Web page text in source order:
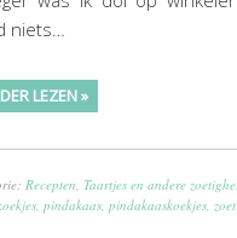
niets…
LEZEN »
Recepten, Taartjes en andere
, pindakaas, pindakaaskoekjes, zoet